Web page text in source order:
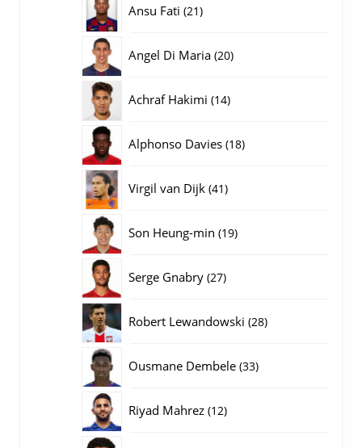
Ansu Fati 2121
Angel Di Maria 2020
Achraf Hakimi 1414
Alphonso Davies 1818
Virgil van Dijk 4141
Son Heung-min 1919
Serge Gnabry 2727
Robert Lewandowski 2828
Ousmane Dembele 3333
Riyad Mahrez 1212